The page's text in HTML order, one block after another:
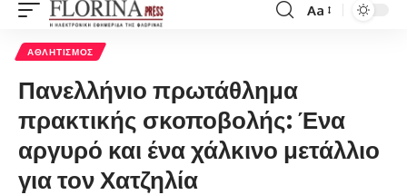
Font
Aa
ΑΘΛΗΤΙΣΜΌΣ
Πανελλήνιο πρωτάθλημα
πρακτικής σκοποβολής: Ένα
αργυρό και ένα χάλκινο μετάλλιο
για τον Χατζηλία